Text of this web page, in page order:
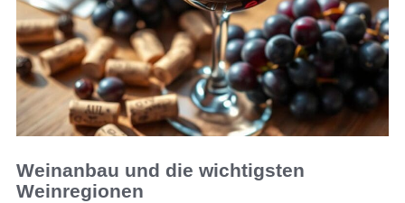
Weinanbau und die wichtigsten
Weinregionen